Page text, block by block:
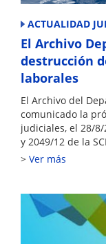
ACTUALIDAD
El Archivo
destrucción
laborales
El Archivo del
comunicado la
judiciales, el 28/
y 2049/12 de la
Ver más